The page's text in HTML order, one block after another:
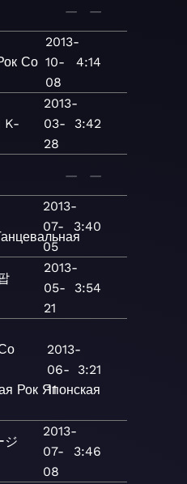
— —
Со
2013-
10-
08
4:14
K-
2013-
03-
28
3:42
— —
2013-
07-
05
3:40
2013-
05-
21
3:54
Рок Японская
2013-
06-
11
3:21
ジ
2013-
07-
08
3:46